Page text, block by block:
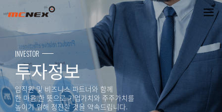
주주총회소집공고(제12 기 정기) -
INVESTOR
투자정보
임직원 및 비즈니스 파트너와 함께
한 마음 한 뜻으로 기업가치와 주주가치를
높이기 위해 정진할 것을 약속드립니다.